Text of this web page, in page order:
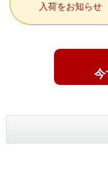
入荷をお知らせ